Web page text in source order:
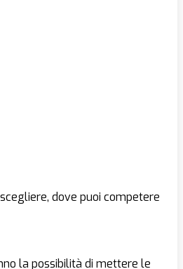
dove puoi competere
la possibilità di mettere le